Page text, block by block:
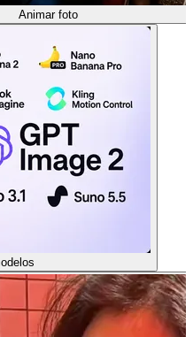
Animar foto